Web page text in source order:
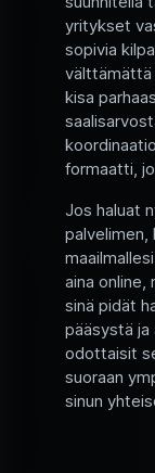
yritykset
sopivia
välttämättä
kisa
formaatti,
Jos haluat
palvelimen,
aina online,
sinä pidät
pääsystä ja
odottaisit
suoraan
sinun